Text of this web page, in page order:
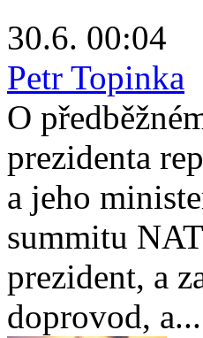
30.6. 00:04
Petr Topinka
O
prezidenta
a jeho
summitu
prezident, a
doprovod, a...